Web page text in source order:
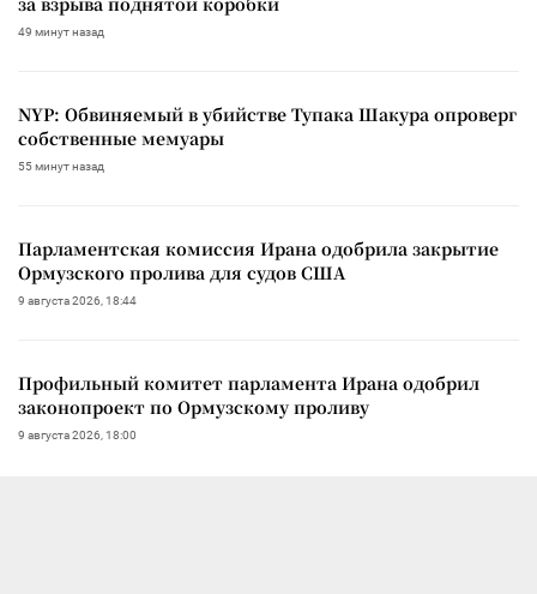
49 минут назад
NYP: Обвиняемый в убийстве Тупака Шакура опроверг
собственные мемуары
55 минут назад
Парламентская комиссия Ирана одобрила закрытие
Ормузского пролива для судов США
9 августа 2026, 18:44
Профильный комитет парламента Ирана одобрил
законопроект по Ормузскому проливу
9 августа 2026, 18:00